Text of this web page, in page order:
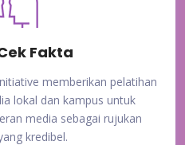
Fakta
memberikan pelatihan
lokal dan kampus untuk
media sebagai rujukan
kredibel.